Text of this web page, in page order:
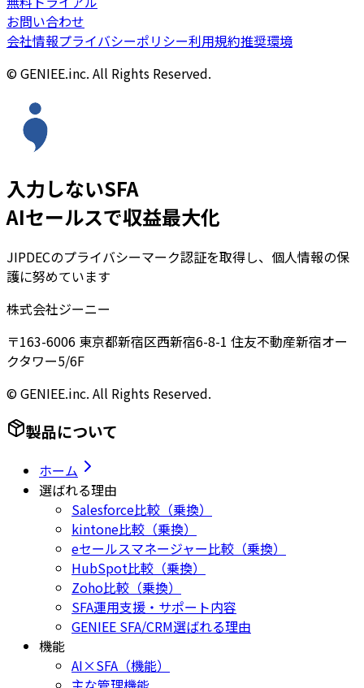
お問い合わせ
会社情報プライバシーポリシー利用規約推奨環境
© GENIEE.inc. All Rights Reserved.
入力しないSFA
AIセールスで収益最大化
JIPDECのプライバシーマーク認証を取得し、個人情報の保
護に努めています
株式会社ジーニー
〒163-6006 東京都新宿区西新宿6-8-1 住友不動産新宿オー
クタワー5/6F
© GENIEE.inc. All Rights Reserved.
製品について
ホーム
選ばれる理由
Salesforce比較（乗換）
kintone比較（乗換）
eセールスマネージャー比較（乗換）
HubSpot比較（乗換）
Zoho比較（乗換）
SFA運用支援・サポート内容
GENIEE SFA/CRM選ばれる理由
機能
AI×SFA（機能）